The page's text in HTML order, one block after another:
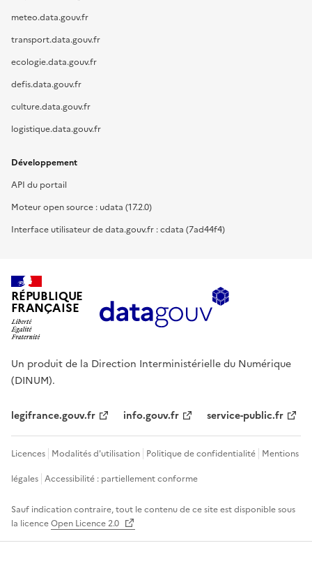
meteo.data.gouv.fr
transport.data.gouv.fr
ecologie.data.gouv.fr
defis.data.gouv.fr
culture.data.gouv.fr
logistique.data.gouv.fr
Développement
API du portail
Moteur open source : udata (17.2.0)
Interface utilisateur de data.gouv.fr : cdata (7ad44f4)
RÉPUBLIQUE
FRANÇAISE
Un produit de la Direction Interministérielle du Numérique
(DINUM).
legifrance.gouv.fr info.gouv.fr service-public.fr
Licences Modalités d'utilisation Politique de confidentialité Mentions
légales Accessibilité : partiellement conforme
Sauf indication contraire, tout le contenu de ce site est disponible sous
la licenceOpen Licence 2.0